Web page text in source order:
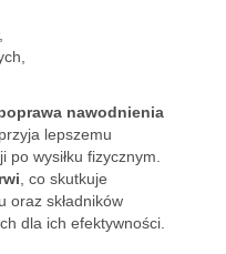
nawodnienia
lepszemu
wysiłku fizycznym.
, co skutkuje
oraz składników
dla ich efektywności.